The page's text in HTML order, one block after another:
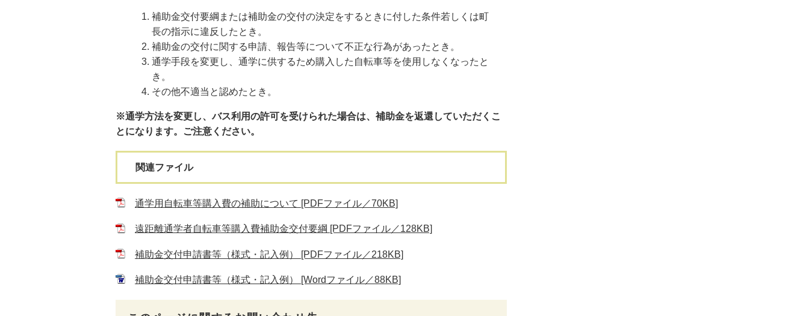
補助金交付要綱または補助金の交付の決定をするときに付した条件若しくは町
長の指示に違反したとき。
補助金の交付に関する申請、報告等について不正な行為があったとき。
通学手段を変更し、通学に供するため購入した自転車等を使用しなくなったと
き。
その他不適当と認めたとき。
※通学方法を変更し、バス利用の許可を受けられた場合は、補助金を返還していただくこ
とになります。ご注意ください。
関連ファイル
通学用自転車等購入費の補助について [PDFファイル／70KB]
遠距離通学者自転車等購入費補助金交付要綱 [PDFファイル／128KB]
補助金交付申請書等（様式・記入例） [PDFファイル／218KB]
補助金交付申請書等（様式・記入例） [Wordファイル／88KB]